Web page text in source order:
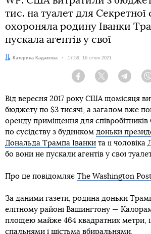
тис. на туалет для
охороняла родину Іванки
пускала агентів у свої
Автор:Катерина Кадакова Дата:
17:59, 16 січня 2021
Facebook Twitter
Від вересня 2017 року США щомісяця
бюджету по $3 тисячі, а загалом вже
оренду приміщення для
по сусідству з будинком доньки
Дональда Трампа Іванки та її
бо вони не пускали агентів у свої
Про це повідомляє The Washington
За даними газети, родина доньки
елітному районі Вашингтону —
площею майже 464 квадратних метри,
спальнями і шістьма вбиральнями.